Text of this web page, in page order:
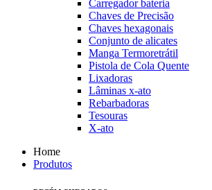
Carregador bateria
Chaves de Precisão
Chaves hexagonais
Conjunto de alicates
Manga Termoretrátil
Pistola de Cola Quente
Lixadoras
Lâminas x-ato
Rebarbadoras
Tesouras
X-ato
Home
Produtos